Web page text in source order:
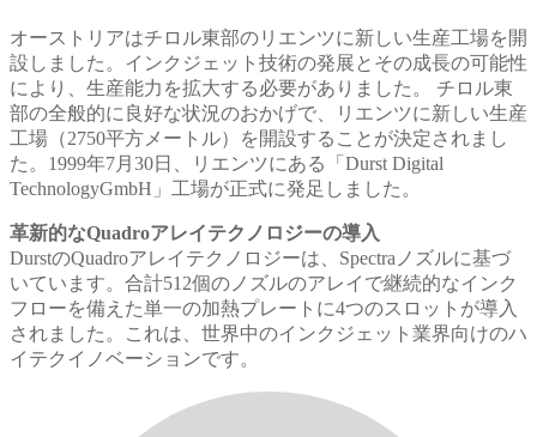
オーストリアはチロル東部のリエンツに新しい生産工場を開
設しました。インクジェット技術の発展とその成長の可能性
により、生産能力を拡大する必要がありました。 チロル東
部の全般的に良好な状況のおかげで、リエンツに新しい生産
工場（2750平方メートル）を開設することが決定されまし
た。1999年7月30日、リエンツにある「Durst Digital
TechnologyGmbH」工場が正式に発足しました。
革新的なQuadroアレイテクノロジーの導入
DurstのQuadroアレイテクノロジーは、Spectraノズルに基づ
いています。合計512個のノズルのアレイで継続的なインク
フローを備えた単一の加熱プレートに4つのスロットが導入
されました。これは、世界中のインクジェット業界向けのハ
イテクイノベーションです。